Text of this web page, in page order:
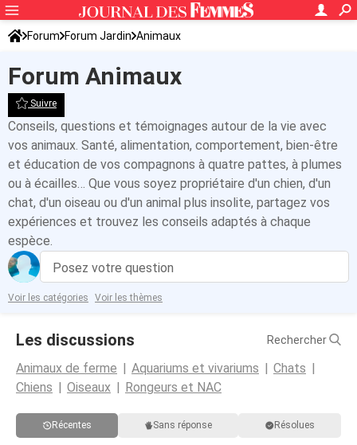
Forum Forum Jardin Animaux
Forum Animaux
Suivre
Conseils, questions et témoignages autour de la vie avec
vos animaux. Santé, alimentation, comportement, bien-être
et éducation de vos compagnons à quatre pattes, à plumes
ou à écailles… Que vous soyez propriétaire d'un chien, d'un
chat, d'un oiseau ou d'un animal plus insolite, partagez vos
expériences et trouvez les conseils adaptés à chaque
espèce.
Posez votre question
Voir les catégories Voir les thèmes
Les discussions Rechercher
Animaux de ferme Aquariums et vivariums
Chats
Chiens
Oiseaux Rongeurs et NAC
Récentes Sans réponse Résolues